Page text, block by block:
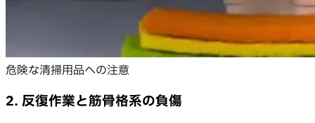
危険な清掃用品への注意
2. 反復作業と筋骨格系の負傷